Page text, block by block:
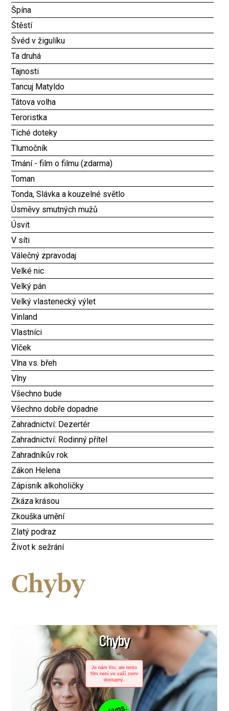
Špína
Štěstí
Švéd v žigulíku
Ta druhá
Tajnosti
Tancuj Matyldo
Tátova volha
Teroristka
Tiché doteky
Tlumočník
Tmání - film o filmu (zdarma)
Toman
Tonda, Slávka a kouzelné světlo
Úsměvy smutných mužů
Úsvit
V síti
Válečný zpravodaj
Velké nic
Velký pán
Velký vlastenecký výlet
Vinland
Vlastníci
Vlček
Vlna vs. břeh
Vlny
Všechno bude
Všechno dobře dopadne
Zahradnictví: Dezertér
Zahradnictví: Rodinný přítel
Zahradníkův rok
Zákon Helena
Zápisník alkoholičky
Zkáza krásou
Zkouška umění
Zlatý podraz
Život k sežrání
Chyby